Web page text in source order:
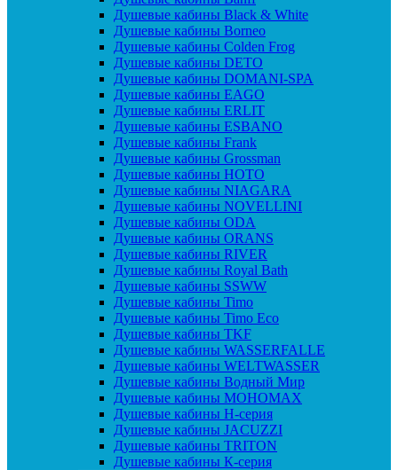
Душевые кабины Black & White
Душевые кабины Borneo
Душевые кабины Colden Frog
Душевые кабины DETO
Душевые кабины DOMANI-SPA
Душевые кабины EAGO
Душевые кабины ERLIT
Душевые кабины ESBANO
Душевые кабины Frank
Душевые кабины Grossman
Душевые кабины HOTO
Душевые кабины NIAGARA
Душевые кабины NOVELLINI
Душевые кабины ODA
Душевые кабины ORANS
Душевые кабины RIVER
Душевые кабины Royal Bath
Душевые кабины SSWW
Душевые кабины Timo
Душевые кабины Timo Eco
Душевые кабины TKF
Душевые кабины WASSERFALLE
Душевые кабины WELTWASSER
Душевые кабины Водный Мир
Душевые кабины МОНОМАХ
Душевые кабины H-серия
Душевые кабины JACUZZI
Душевые кабины TRITON
Душевые кабины К-серия